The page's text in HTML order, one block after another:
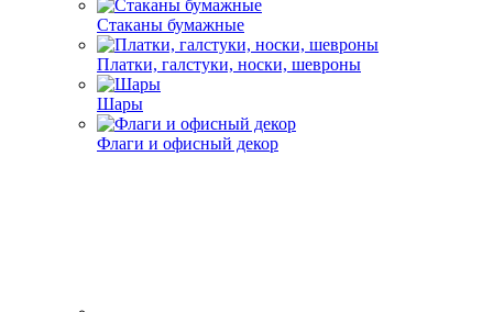
Стаканы бумажные
Платки, галстуки, носки, шевроны
Шары
Флаги и офисный декор